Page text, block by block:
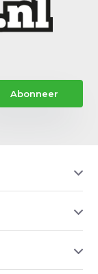
Abonneer